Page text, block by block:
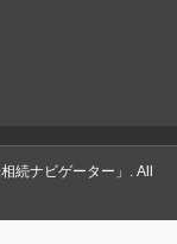
続ナビゲーター」. All